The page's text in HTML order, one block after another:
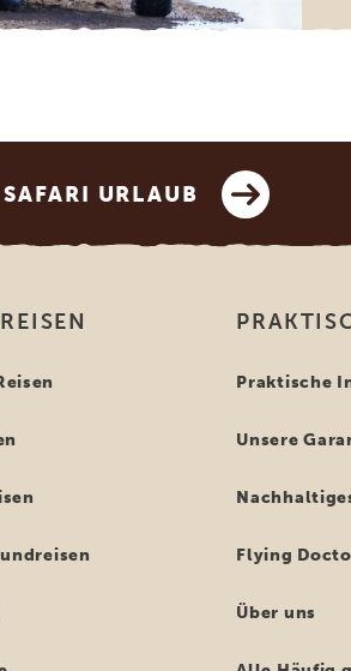
URLAUB
Praktische
Unsere
Flying
Über uns